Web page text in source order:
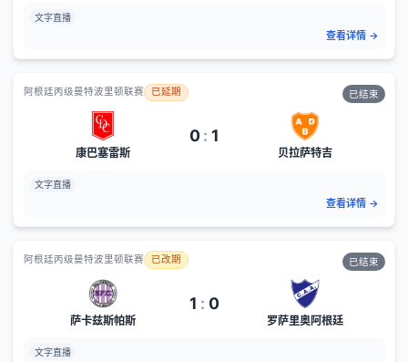
文字直播
查看详情→
阿根廷丙级曼特波里顿联赛 已延期 已结束
康巴塞雷斯
0 : 1
贝拉萨特吉
文字直播
查看详情→
阿根廷丙级曼特波里顿联赛 已改期 已结束
萨卡兹斯帕斯
1 : 0
罗萨里奥阿根廷
文字直播